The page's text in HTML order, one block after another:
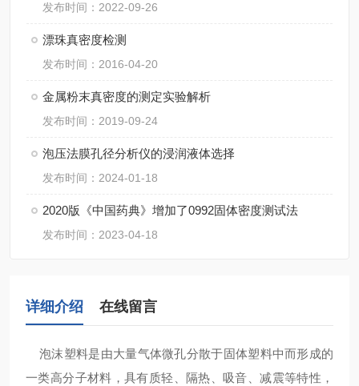
发布时间：2022-09-26
漂珠真密度检测
发布时间：2016-04-20
金属粉末真密度的测定实验解析
发布时间：2019-09-24
泡压法膜孔径分析仪的浸润液体选择
发布时间：2024-01-18
2020版《中国药典》增加了0992固体密度测试法
发布时间：2023-04-18
详细介绍 在线留言
泡沫塑料是由大量气体微孔分散于固体塑料中而形成的
一类高分子材料，具有质轻、隔热、吸音、减震等特性，